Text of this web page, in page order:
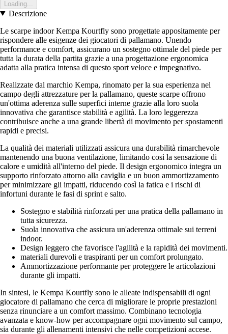
Loading...
Descrizione
Le scarpe indoor Kempa Kourtfly sono progettate appositamente per
rispondere alle esigenze dei giocatori di pallamano. Unendo
performance e comfort, assicurano un sostegno ottimale del piede per
tutta la durata della partita grazie a una progettazione ergonomica
adatta alla pratica intensa di questo sport veloce e impegnativo.
Realizzate dal marchio Kempa, rinomato per la sua esperienza nel
campo degli attrezzature per la pallamano, queste scarpe offrono
un'ottima aderenza sulle superfici interne grazie alla loro suola
innovativa che garantisce stabilità e agilità. La loro leggerezza
contribuisce anche a una grande libertà di movimento per spostamenti
rapidi e precisi.
La qualità dei materiali utilizzati assicura una durabilità rimarchevole
mantenendo una buona ventilazione, limitando così la sensazione di
calore e umidità all'interno del piede. Il design ergonomico integra un
supporto rinforzato attorno alla caviglia e un buon ammortizzamento
per minimizzare gli impatti, riducendo così la fatica e i rischi di
infortuni durante le fasi di sprint e salto.
Sostegno e stabilità rinforzati per una pratica della pallamano in
tutta sicurezza.
Suola innovativa che assicura un'aderenza ottimale sui terreni
indoor.
Design leggero che favorisce l'agilità e la rapidità dei movimenti.
materiali durevoli e traspiranti per un comfort prolungato.
Ammortizzazione performante per proteggere le articolazioni
durante gli impatti.
In sintesi, le Kempa Kourtfly sono le alleate indispensabili di ogni
giocatore di pallamano che cerca di migliorare le proprie prestazioni
senza rinunciare a un comfort massimo. Combinano tecnologia
avanzata e know-how per accompagnare ogni movimento sul campo,
sia durante gli allenamenti intensivi che nelle competizioni accese.